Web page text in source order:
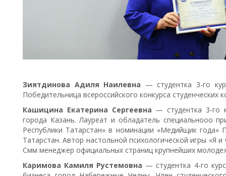
Зиятдинова Адиля Наилевна — студентка 3-го
Победительница всероссийского конкурса
Кашицина Екатерина Сергеевна — студентка 3-го
города Казань. Лауреат и обладатель специальнооо
Республики Татарстан» в номинации «Медийщик года»
Татарстан. Автор настольной психологической игры «Я
Смм менеджер официальных страниц крупнейших
Каримова Камиля Рустемовна — студентка 4-го